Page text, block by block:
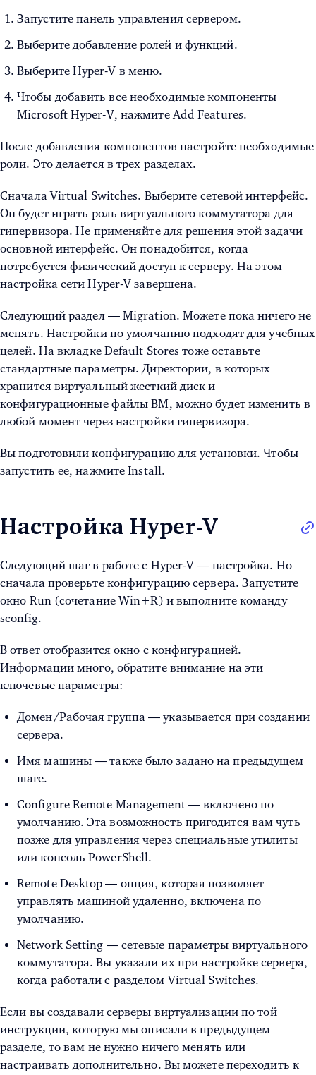
Запустите панель управления сервером.
Выберите добавление ролей и функций.
Выберите Hyper-V в меню.
Чтобы добавить все необходимые компоненты
Microsoft Hyper-V, нажмите Add Features.
После добавления компонентов настройте необходимые
роли. Это делается в трех разделах.
Сначала Virtual Switches. Выберите сетевой интерфейс.
Он будет играть роль виртуального коммутатора для
гипервизора. Не применяйте для решения этой задачи
основной интерфейс. Он понадобится, когда
потребуется физический доступ к серверу. На этом
настройка сети Hyper-V завершена.
Следующий раздел — Migration. Можете пока ничего не
менять. Настройки по умолчанию подходят для учебных
целей. На вкладке Default Stores тоже оставьте
стандартные параметры. Директории, в которых
хранится виртуальный жесткий диск и
конфигурационные файлы ВМ, можно будет изменить в
любой момент через настройки гипервизора.
Вы подготовили конфигурацию для установки. Чтобы
запустить ее, нажмите Install.
Настройка Hyper-V
Следующий шаг в работе с Hyper-V — настройка. Но
сначала проверьте конфигурацию сервера. Запустите
окно Run (сочетание Win+R) и выполните команду
sconfig.
В ответ отобразится окно с конфигурацией.
Информации много, обратите внимание на эти
ключевые параметры:
Домен/Рабочая группа — указывается при создании
сервера.
Имя машины — также было задано на предыдущем
шаге.
Configure Remote Management — включено по
умолчанию. Эта возможность пригодится вам чуть
позже для управления через специальные утилиты
или консоль PowerShell.
Remote Desktop — опция, которая позволяет
управлять машиной удаленно, включена по
умолчанию.
Network Setting — сетевые параметры виртуального
коммутатора. Вы указали их при настройке сервера,
когда работали с разделом Virtual Switches.
Если вы создавали серверы виртуализациипо той
инструкции, которую мы описали в предыдущем
разделе, то вам не нужно ничего менять или
настраивать дополнительно. Вы можете переходить к